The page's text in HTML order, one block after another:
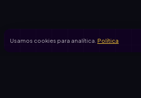
Usamos cookies para analítica. Política